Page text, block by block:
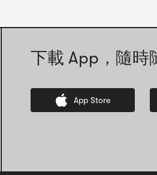
下載 App，隨時
App Store